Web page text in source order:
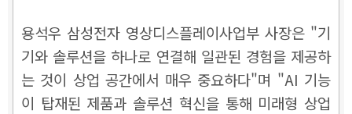
용석우 삼성전자 영상디스플레이사업부 사장은 "기
기와 솔루션을 하나로 연결해 일관된 경험을 제공하
는 것이 상업 공간에서 매우 중요하다"며 "AI 기능
이 탑재된 제품과 솔루션 혁신을 통해 미래형 상업